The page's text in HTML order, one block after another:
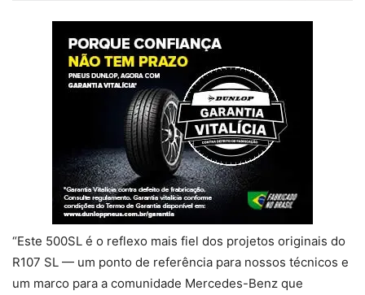
“Este 500SL é o reflexo mais fiel dos projetos originais do
R107 SL — um ponto de referência para nossos técnicos e
um marco para a comunidade Mercedes-Benz que